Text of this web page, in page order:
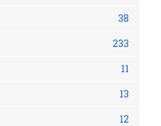
38
233
11
13
12